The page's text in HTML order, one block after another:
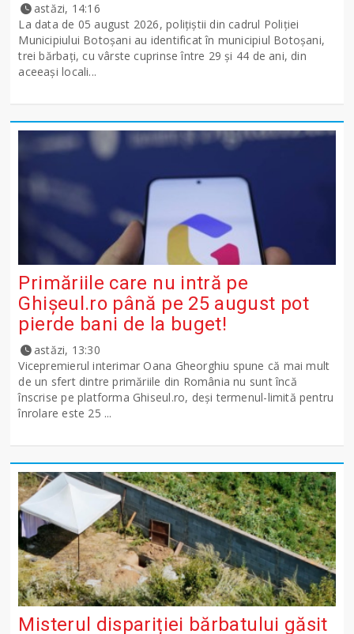
astăzi, 14:16
La data de 05 august 2026, polițiștii din cadrul Poliției
Municipiului Botoșani au identificat în municipiul Botoșani,
trei bărbați, cu vârste cuprinse între 29 și 44 de ani, din
aceeași locali...
Primăriile care nu intră pe
Ghişeul.ro până pe 25 august pot
pierde bani de la buget!
astăzi, 13:30
Vicepremierul interimar Oana Gheorghiu spune că mai mult
de un sfert dintre primăriile din România nu sunt încă
înscrise pe platforma Ghiseul.ro, deși termenul-limită pentru
înrolare este 25 ...
Misterul dispariției bărbatului găsit